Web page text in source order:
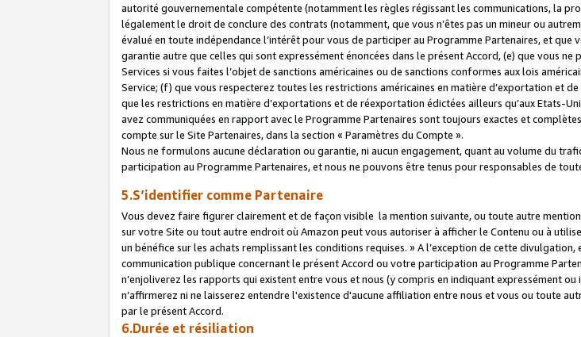
autorité gouvernementale compétente (notamment les règles régissant les communications, la
légalement le droit de conclure des contrats (notamment, que vous n’êtes pas un mineur ou
évalué en toute indépendance l’intérêt pour vous de participer au Programme Partenaires, et
garantie autre que celles qui sont expressément énoncées dans le présent Accord, (e) que vous
Services si vous faites l’objet de sanctions américaines ou de sanctions conformes aux lois
Service; (f) que vous respecterez toutes les restrictions américaines en matière d’exportation et
que les restrictions en matière d’exportations et de réexportation édictées ailleurs qu’aux Etats-
avez communiquées en rapport avec le Programme Partenaires sont toujours exactes et
compte sur le Site Partenaires, dans la section « Paramètres du Compte ».
Nous ne formulons aucune déclaration ou garantie, ni aucun engagement, quant au volume du
participation au Programme Partenaires, et nous ne pouvons être tenus pour responsables de
5.S’identifier comme Partenaire
Vous devez faire figurer clairement et de façon visible la mention suivante, ou toute autre
sur votre Site ou tout autre endroit où Amazon peut vous autoriser à afficher le Contenu ou à
un bénéfice sur les achats remplissant les conditions requises. » A l’exception de cette
communication publique concernant le présent Accord ou votre participation au Programme
n’enjoliverez les rapports qui existent entre vous et nous (y compris en indiquant expressément
n’affirmerez ni ne laisserez entendre l'existence d'aucune affiliation entre nous et vous ou toute
par le présent Accord.
6.Durée et résiliation